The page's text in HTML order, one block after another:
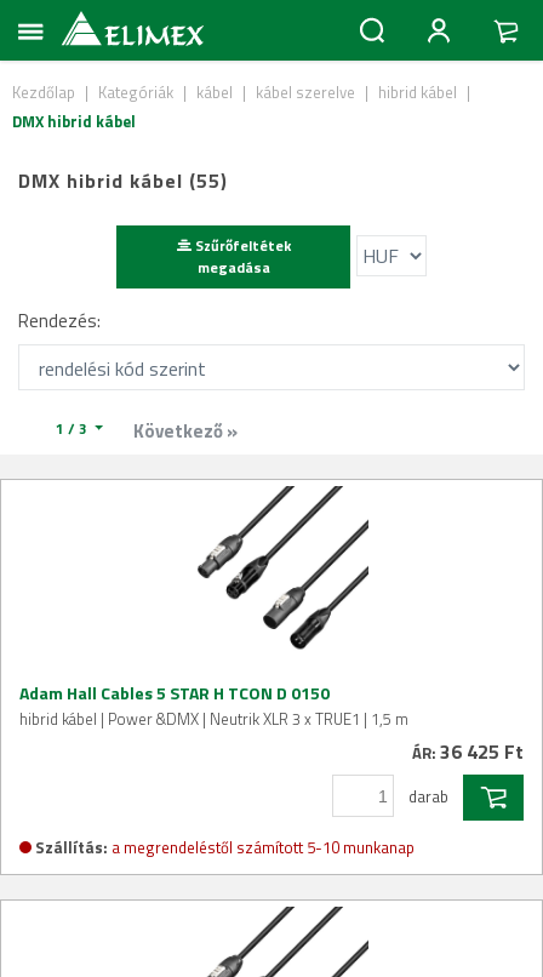
Kezdőlap | Kategóriák | kábel | kábel szerelve | hibrid kábel |
DMX hibrid kábel
DMX hibrid kábel (55)
Szűrőfeltétek
megadása
Rendezés:
1 / 3 Következő »
Adam Hall Cables 5 STAR H TCON D 0150
hibrid kábel | Power &DMX | Neutrik XLR 3 x TRUE1 | 1,5 m
ÁR: 36 425 Ft
darab
Szállítás: a megrendeléstől számított 5-10 munkanap